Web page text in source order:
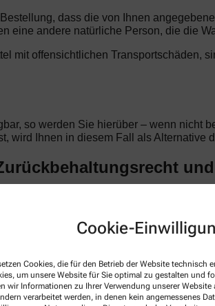
Cookie-
Cookies, die für den Betrieb der Website technisch
um unsere Website für Sie optimal zu gestalten und
wir Informationen zu Ihrer Verwendung unserer
verarbeitet werden, in denen kein angemessenes
dass die von Ihnen
eine andere natürliche Person, die die
mit offensichtlichen Transportschäden,
so werden Sie hierüber – wenn nicht
wird Ihnen in diesem Fall als
Begleichung des Kaufpreises im
Vertragsverhältnis beruhen. Im
Frida Apotheke anerkannte oder
zur Aufrechnung.
Bestellung. Alle Preise sind Endpreise